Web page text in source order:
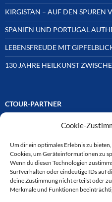
Cookie-
Um dir ein optimales Erlebnis zu
Cookies, um Geräteinformationen zu
Wenn du diesen Technologien
Surfverhalten oder eindeutige IDs auf
deine Zustimmung nicht erteilst oder
Merkmale und Funktionen
KIRGISTAN – AUF DEN SPUREN
SPANIEN UND PORTUGAL
LEBENSFREUDE MIT
130 JAHRE HEILKUNST
CTOUR-PARTNER
Unsere Reisejournalisten-
ausgewählten Partnern der
verbunden. Hier eine
Auswahl der Online-Plattformen: